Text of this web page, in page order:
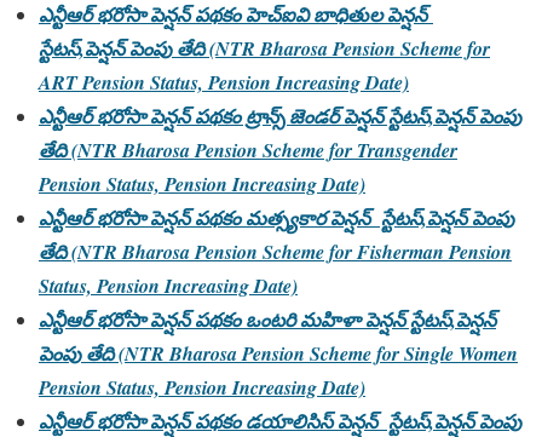
ఎన్టీఆర్ భరోసా పెన్షన్ పథకం హెచ్ఐవి బాధితుల పెన్షన్
స్టేటస్,పెన్షన్ పెంపు తేది (NTR Bharosa Pension Scheme for
ART Pension Status, Pension Increasing Date)
ఎన్టీఆర్ భరోసా పెన్షన్ పథకం ట్రాన్స్ జెండర్ పెన్షన్ స్టేటస్,పెన్షన్ పెంపు
తేది (NTR Bharosa Pension Scheme for Transgender
Pension Status, Pension Increasing Date)
ఎన్టీఆర్ భరోసా పెన్షన్ పథకం మత్స్యకార పెన్షన్ స్టేటస్,పెన్షన్ పెంపు
తేది (NTR Bharosa Pension Scheme for Fisherman Pension
Status, Pension Increasing Date)
ఎన్టీఆర్ భరోసా పెన్షన్ పథకం ఒంటరి మహిళా పెన్షన్ స్టేటస్,పెన్షన్
పెంపు తేది (NTR Bharosa Pension Scheme for Single Women
Pension Status, Pension Increasing Date)
ఎన్టీఆర్ భరోసా పెన్షన్ పథకం డయాలిసిస్ పెన్షన్ స్టేటస్,పెన్షన్ పెంపు